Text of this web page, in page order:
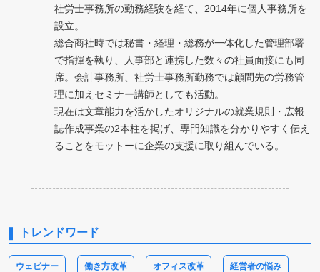
社労士事務所の勤務経験を経て、2014年に個人事務所を
設立。
総合商社時では秘書・経理・総務が一体化した管理部署
で指揮を執り、人事部と連携した数々の社員面接にも同
席。会計事務所、社労士事務所勤務では顧問先の労務管
理に加えセミナー講師としても活動。
現在は文章能力を活かしたオリジナルの就業規則・広報
誌作成事業の2本柱を掲げ、専門知識を分かりやすく伝え
ることをモットーに企業の支援に取り組んでいる。
トレンドワード
ウェビナー 働き方改革 オフィス改革 経営者の悩み